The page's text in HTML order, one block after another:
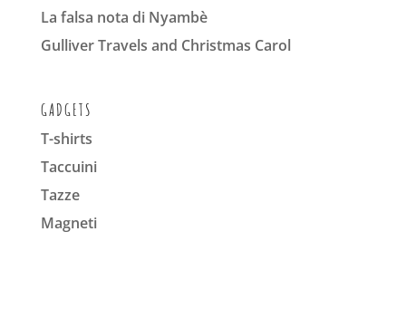
La falsa nota di Nyambè
Gulliver Travels and Christmas Carol
GADGETS
T-shirts
Taccuini
Tazze
Magneti